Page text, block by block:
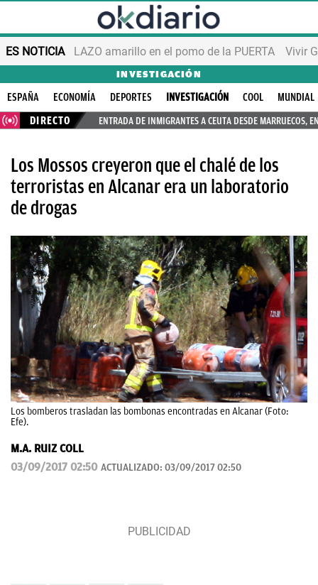
ES NOTICIA LAZO amarillo en el pomo de la PUERTA Vivir
INVESTIGACIÓN
ESPAÑA ECONOMÍA DEPORTES INVESTIGACIÓN COOL
MUNDIAL
DIRECTO
ENTRADA DE INMIGRANTES A CEUTA DESDE MARRUECOS,
Los Mossos creyeron que el chalé de los
terroristas en Alcanar era un laboratorio
de drogas
Los bomberos trasladan las bombonas encontradas en Alcanar (Foto:
Efe).
M.A. RUIZ COLL
03/09/2017 02:50 ACTUALIZADO: 03/09/2017 02:50